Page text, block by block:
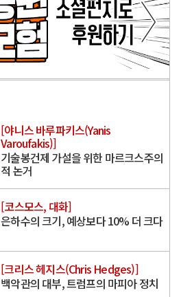
[야니스 바루파키스(Yanis
Varoufakis)]
기술봉건제 가설을 위한 마르크스주의
적 논거
[코스모스, 대화]
은하수의 크기, 예상보다 10% 더 크다
[크리스 헤지스(Chris Hedges)]
백악관의 대부, 트럼프의 마피아 정치